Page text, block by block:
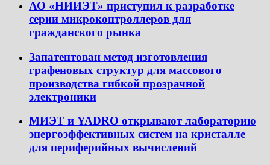
АО «НИИЭТ» приступил к разработке
серии микроконтроллеров для
гражданского рынка
Запатентован метод изготовления
графеновых структур для массового
производства гибкой прозрачной
электроники
МИЭТ и YADRO открывают лабораторию
энергоэффективных систем на кристалле
для периферийных вычислений